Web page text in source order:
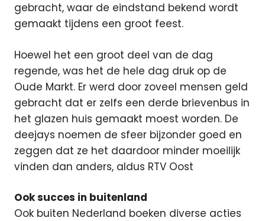
gebracht, waar de eindstand bekend wordt
gemaakt tijdens een groot feest.
Hoewel het een groot deel van de dag
regende, was het de hele dag druk op de
Oude Markt. Er werd door zoveel mensen geld
gebracht dat er zelfs een derde brievenbus in
het glazen huis gemaakt moest worden. De
deejays noemen de sfeer bijzonder goed en
zeggen dat ze het daardoor minder moeilijk
vinden dan anders, aldus RTV Oost
Ook succes in buitenland
Ook buiten Nederland boeken diverse acties